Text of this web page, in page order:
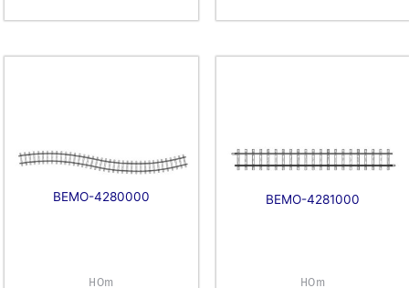
BEMO-4280000
HOm
BEMO-4281000
HOm